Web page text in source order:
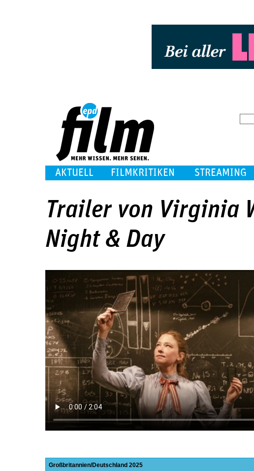
AKTUELL FILMKRITIKEN STREAMING
Trailer von Virginia
Night & Day
Großbritannien Deutschland 2025